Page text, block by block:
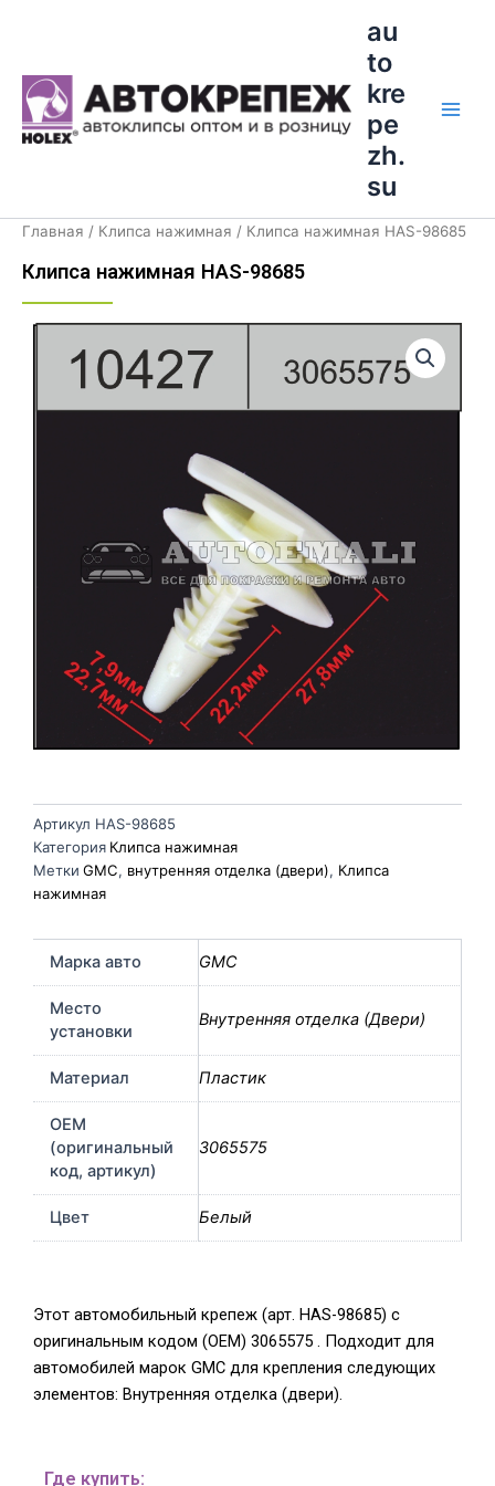
au
to
kre
pe
zh.
su
Главная / Клипса нажимная / Клипса нажимная HAS-98685
Клипса нажимная HAS-98685
Артикул HAS-98685
Категория Клипса нажимная
Метки GMC, внутренняя отделка (двери), Клипса
нажимная
Марка авто GMC
Место
установки
Внутренняя отделка (Двери)
Материал Пластик
OEM
(оригинальный
код, артикул)
3065575
Цвет Белый
Этот автомобильный крепеж (арт. HAS-98685) с
оригинальным кодом (OEM) 3065575 . Подходит для
автомобилей марок GMC для крепления следующих
элементов: Внутренняя отделка (двери).
Где купить: